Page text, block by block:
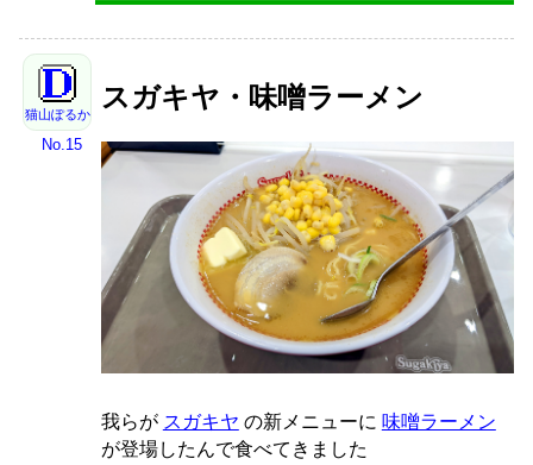
猫山ぽるか
No.15
スガキヤ・味噌ラーメン
我らが スガキヤ の新メニューに 味噌ラーメン
が登場したんで食べてきました